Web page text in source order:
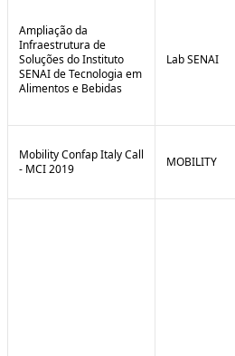
Ampliação da
Infraestrutura de
Soluções do Instituto
SENAI de Tecnologia em
Alimentos e Bebidas
Lab SENAI
Mobility Confap Italy Call
- MCI 2019
MOBILITY